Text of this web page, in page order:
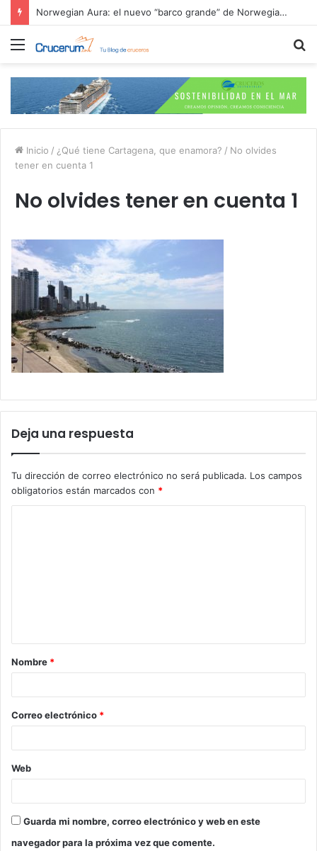
Cruceros 2026: Itinerarios más buscados y ofertas de reserva anticipada
Menú
Inicio / ¿Qué tiene Cartagena, que enamora? / No olvides
tener en cuenta 1
No olvides tener en cuenta 1
Deja una respuesta
Tu dirección de correo electrónico no será publicada. Los campos
obligatorios están marcados con *
a
r
*
Nombre *
Correo electrónico *
Web
Guarda mi nombre, correo electrónico y web en este
navegador para la próxima vez que comente.